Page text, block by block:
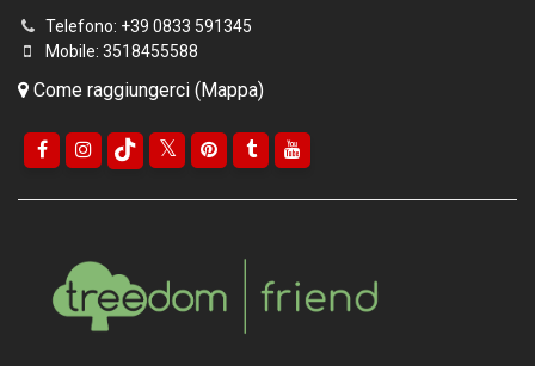
Telefono: +39 0833 591345
Mobile: 3518455588
Come raggiungerci (Mappa)